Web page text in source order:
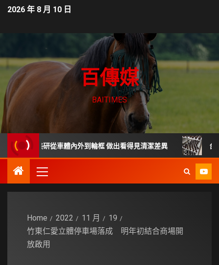
2026 年 8 月 10 日
百傳媒
BAITIMES
美研從車體內外到輪框 做出看得見清潔差異 台南東區麵
Home 2022 11 月
19
竹東仁愛立體停車場落成 明年初結合商場開
放啟用